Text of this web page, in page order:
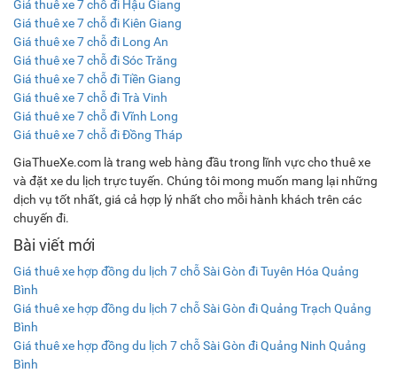
Giá thuê xe 7 chỗ đi Hậu Giang
Giá thuê xe 7 chỗ đi Kiên Giang
Giá thuê xe 7 chỗ đi Long An
Giá thuê xe 7 chỗ đi Sóc Trăng
Giá thuê xe 7 chỗ đi Tiền Giang
Giá thuê xe 7 chỗ đi Trà Vinh
Giá thuê xe 7 chỗ đi Vĩnh Long
Giá thuê xe 7 chỗ đi Đồng Tháp
GiaThueXe.com là trang web hàng đầu trong lĩnh vực cho thuê xe
và đặt xe du lịch trực tuyến. Chúng tôi mong muốn mang lại những
dịch vụ tốt nhất, giá cả hợp lý nhất cho mỗi hành khách trên các
chuyến đi.
Bài viết mới
Giá thuê xe hợp đồng du lịch 7 chỗ Sài Gòn đi Tuyên Hóa Quảng
Bình
Giá thuê xe hợp đồng du lịch 7 chỗ Sài Gòn đi Quảng Trạch Quảng
Bình
Giá thuê xe hợp đồng du lịch 7 chỗ Sài Gòn đi Quảng Ninh Quảng
Bình